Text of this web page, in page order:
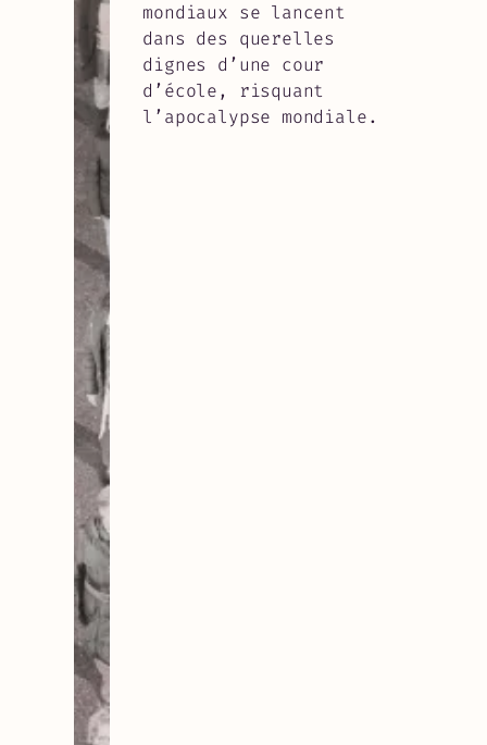
mondiaux se lancent
dans des querelles
dignes d’une cour
d’école, risquant
l’apocalypse mondiale.